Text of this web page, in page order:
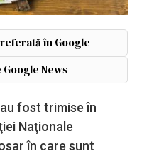
în Google
News
fost trimise în
Naţionale
în care sunt